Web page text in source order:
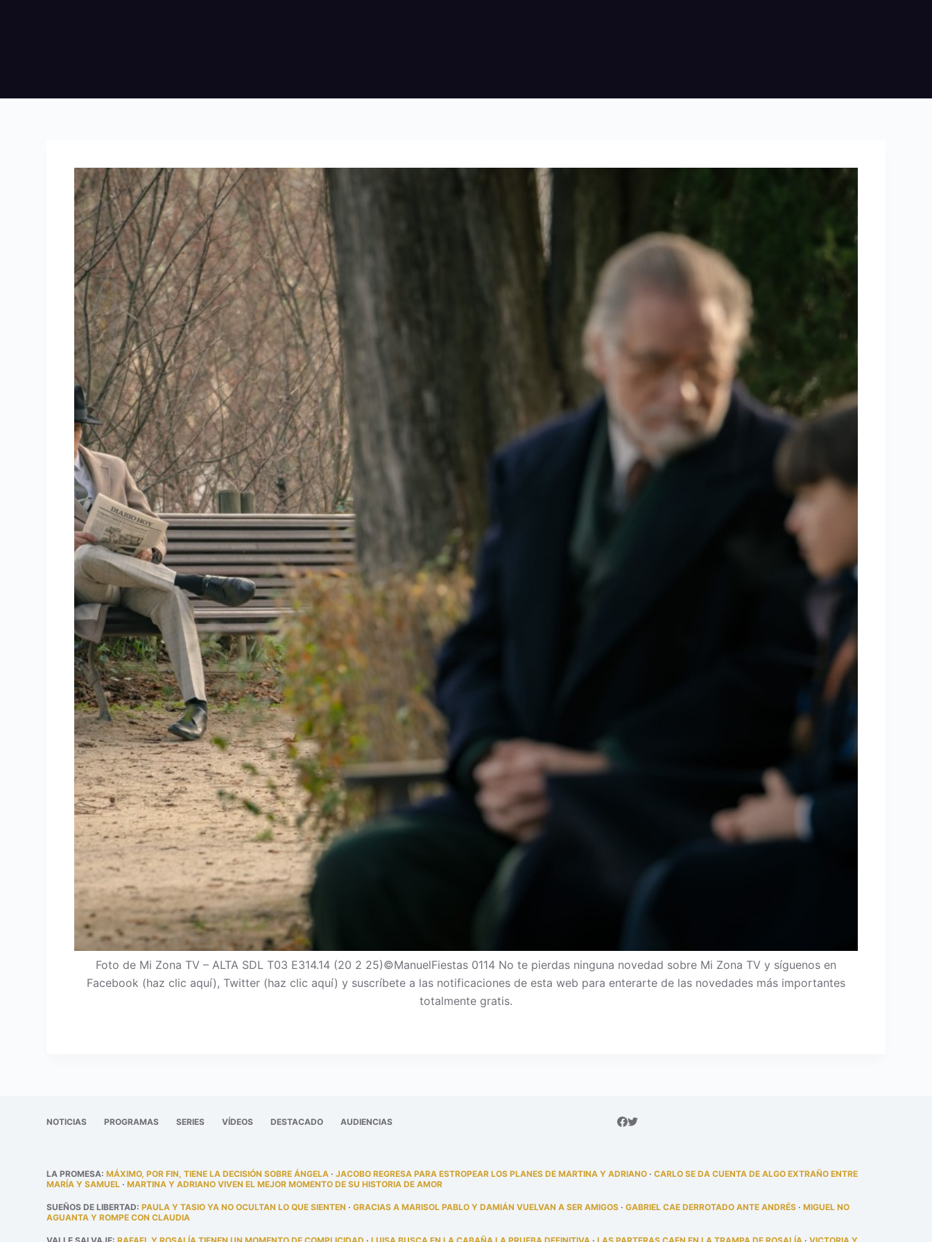
Foto de Mi Zona TV – ALTA SDL T03 E314.14 (20 2 25)©ManuelFiestas 0114 No te pierdas ninguna novedad sobre Mi Zona TV y síguenos en
Facebook (haz clic aquí), Twitter (haz clic aquí) y suscríbete a las notificaciones de esta web para enterarte de las novedades más importantes
totalmente gratis.
NOTICIAS PROGRAMAS SERIES VÍDEOS DESTACADO AUDIENCIAS
LA PROMESA:MÁXIMO, POR FIN, TIENE LA DECISIÓN SOBRE ÁNGELA ·JACOBO REGRESA PARA ESTROPEAR LOS PLANES DE MARTINA Y ADRIANO ·CARLO SE DA CUENTA DE ALGO EXTRAÑO ENTRE
MARÍA Y SAMUEL ·MARTINA Y ADRIANO VIVEN EL MEJOR MOMENTO DE SU HISTORIA DE AMOR
SUEÑOS DE LIBERTAD:PAULA Y TASIO YA NO OCULTAN LO QUE SIENTEN ·GRACIAS A MARISOL PABLO Y DAMIÁN VUELVAN A SER AMIGOS ·GABRIEL CAE DERROTADO ANTE ANDRÉS ·MIGUEL NO
AGUANTA Y ROMPE CON CLAUDIA